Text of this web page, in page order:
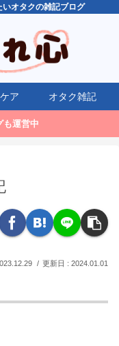
オタクの雑記ブログ
ア オタク雑記
も運営中
2024.01.01